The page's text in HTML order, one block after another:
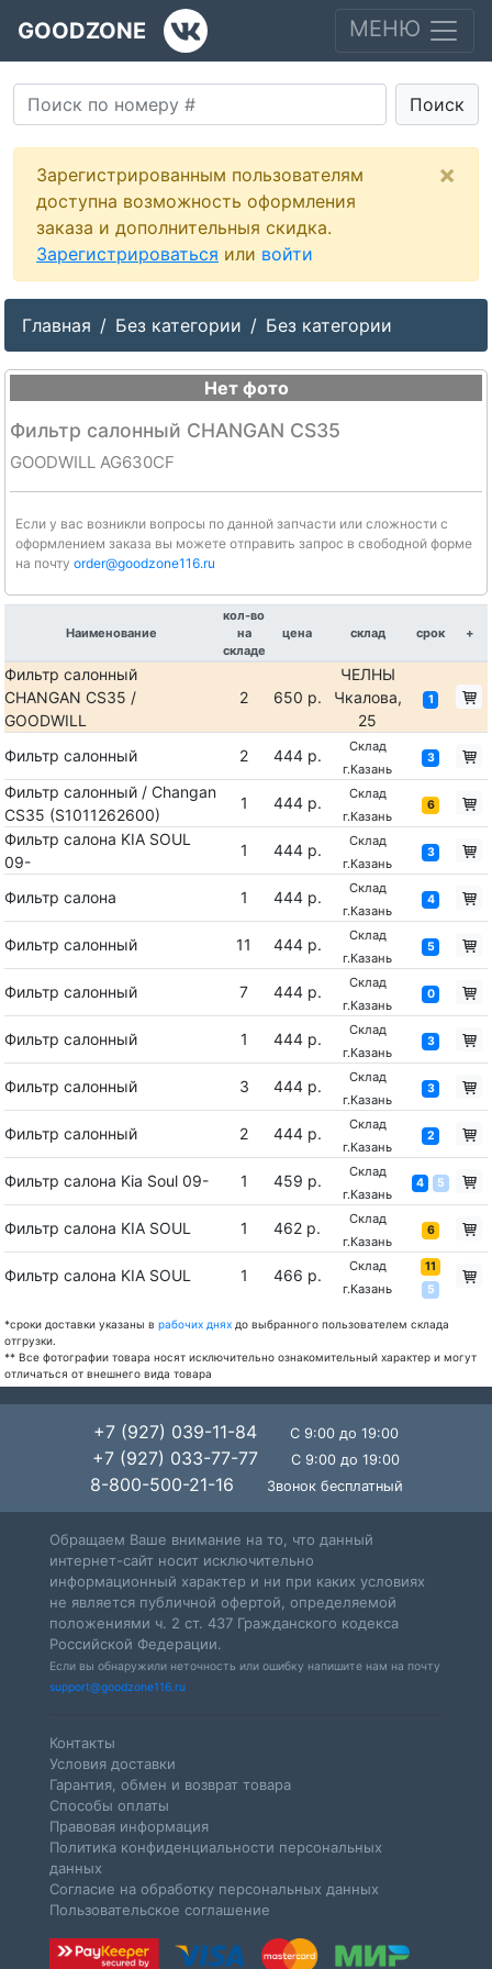
GOODZONE МЕНЮ
Поиск
Зарегистрированным пользователям
доступна возможность оформления
заказа и дополнительныя скидка.
Зарегистрироваться или войти
×
Главная Без категории Без категории
Нет фото
Фильтр салонный CHANGAN CS35
GOODWILL AG630CF
Если у вас возникли вопросы по данной запчасти или сложности с
оформлением заказа вы можете отправить запрос в свободной форме
на почту order@goodzone116.ru
Наименование
кол-во
на
складе
цена склад срок +
Фильтр салонный
CHANGAN CS35 /
GOODWILL
2 650 р.
ЧЕЛНЫ
Чкалова,
25
1
Фильтр салонный 2 444 р.
Склад
г.Казань
3
Фильтр салонный / Changan
CS35 (S1011262600)
1 444 р.
Склад
г.Казань
6
Фильтр салона KIA SOUL
09-
1 444 р.
Склад
г.Казань
3
Фильтр салона 1 444 р.
Склад
г.Казань
4
Фильтр салонный 11 444 р.
Склад
г.Казань
5
Фильтр салонный 7 444 р.
Склад
г.Казань
0
Фильтр салонный 1 444 р.
Склад
г.Казань
3
Фильтр салонный 3 444 р.
Склад
г.Казань
3
Фильтр салонный 2 444 р.
Склад
г.Казань
2
Фильтр салона Kia Soul 09- 1 459 р.
Склад
г.Казань
4 5
Фильтр салона KIA SOUL 1 462 р.
Склад
г.Казань
6
Фильтр салона KIA SOUL 1 466 р.
Склад
г.Казань
11
5
*сроки доставки указаны в рабочих днях до выбранного пользователем склада
отгрузки.
** Все фотографии товара носят исключительно ознакомительный характер и могут
отличаться от внешнего вида товара
+7 (927) 039-11-84 С 9:00 до 19:00
+7 (927) 033-77-77 С 9:00 до 19:00
8-800-500-21-16 Звонок бесплатный
Обращаем Ваше внимание на то, что данный
интернет-сайт носит исключительно
информационный характер и ни при каких условиях
не является публичной офертой, определяемой
положениями ч. 2 ст. 437 Гражданского кодекса
Российской Федерации.
Если вы обнаружили неточность или ошибку напишите нам на почту
support@goodzone116.ru
Контакты
Условия доставки
Гарантия, обмен и возврат товара
Способы оплаты
Правовая информация
Политика конфиденциальности персональных
данных
Согласие на обработку персональных данных
Пользовательское соглашение